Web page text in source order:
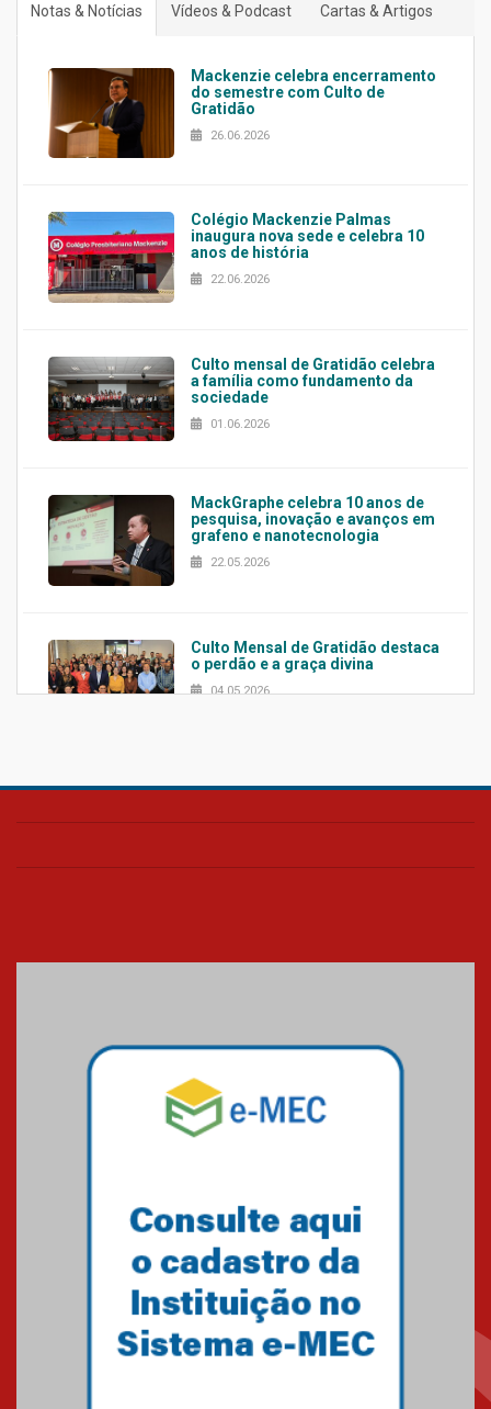
Notas & Notícias Vídeos & Podcast Cartas & Artigos
Mackenzie celebra encerramento
do semestre com Culto de
Gratidão
26.06.2026
Colégio Mackenzie Palmas
inaugura nova sede e celebra 10
anos de história
22.06.2026
Culto mensal de Gratidão celebra
a família como fundamento da
sociedade
01.06.2026
MackGraphe celebra 10 anos de
pesquisa, inovação e avanços em
grafeno e nanotecnologia
22.05.2026
Culto Mensal de Gratidão destaca
o perdão e a graça divina
04.05.2026
Confira como foi o culto mensal
Mackenzie mobiliza campanha
solidária para apoiar famílias em
Minas Gerais
Primeiro culto do ano ressalta o
27.02.2026